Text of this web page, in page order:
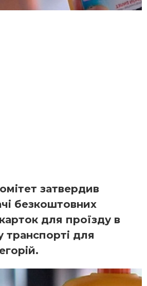
затвердив
безкоштовних
для проїзду в
транспорті для